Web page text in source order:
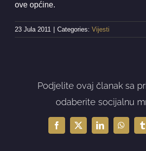
ove općine.
23 Jula 2011 Categories: Vijesti
Podjelite ovaj članak sa
odaberite socijalnu
Facebook
X LinkedIn